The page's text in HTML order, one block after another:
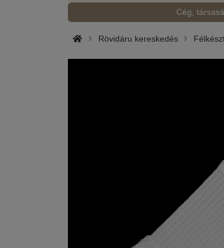
Cég,
Rövidáru kereskedés